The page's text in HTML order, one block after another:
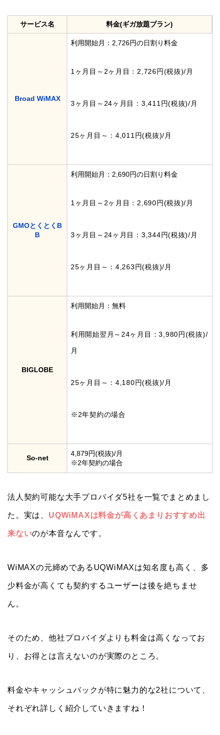
サービス名 料金(ギガ放題プラン)
Broad WiMAX
利用開始月：2,726円の日割り料金
1ヶ月目～2ヶ月目：2,726円(税抜)/月
3ヶ月目～24ヶ月目：3,411円(税抜)/月
25ヶ月目～：4,011円(税抜)/月
GMOとくとくB
B
利用開始月：2,690円の日割り料金
1ヶ月目～2ヶ月目：2,690円(税抜)/月
3ヶ月目～24ヶ月目：3,344円(税抜)/月
25ヶ月目～：4,263円(税抜)/月
BIGLOBE
利用開始月：無料
利用開始翌月～24ヶ月目：3,980円(税抜)/
月
25ヶ月目～：4,180円(税抜)/月
※2年契約の場合
So-net
4,879円(税抜)/月
※2年契約の場合
法人契約可能な大手プロバイダ5社を一覧でまとめまし
た。実は、 UQWiMAXは料金が高くあまりおすすめ出
来ないのが本音なんです。
WiMAXの元締めであるUQWiMAXは知名度も高く、多
少料金が高くても契約するユーザーは後を絶ちませ
ん。
そのため、他社プロバイダよりも料金は高くなってお
り、お得とは言えないのが実際のところ。
料金やキャッシュバックが特に魅力的な2社について、
それぞれ詳しく紹介していきますね！